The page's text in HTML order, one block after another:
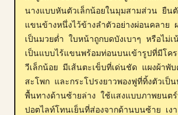
นางแบบหันตัวเล็กน้อยในมุมสามส่วน ยืนตั
แขนข้างหนึ่งไว้ข้างลำตัวอย่างผ่อนคลาย
เป็นมวยต่ำ ใบหน้าถูกบดบังเบาๆ หรือไม่
เป็นแบบไร้แขนพร้อมท่อนบนเข้ารูปที่มีโค
วีเล็กน้อย มีเส้นตะเข็บที่เด่นชัด แผงผ้าพับ
สะโพก และกระโปรงยาวพองฟูที่ทิ้งตัวเป็น
พื้นทางด้านซ้ายล่าง ใช้แสงแบบภาพยน
ปอตไลท์โทนเย็นที่ส่องจากด้านบนซ้าย เง